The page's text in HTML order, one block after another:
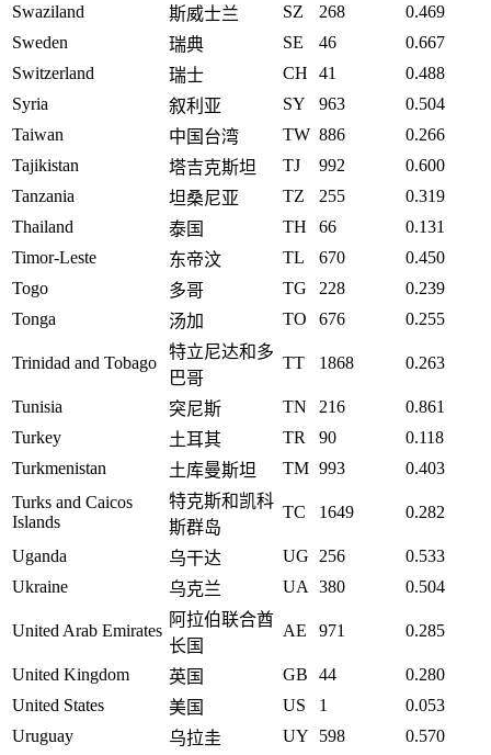
Swaziland
斯威士兰 SZ 268
0.469
Sweden
瑞典 SE 46
0.667
Switzerland
瑞士 CH 41
0.488
Syria
叙利亚 SY 963
0.504
Taiwan
中国台湾 TW 886
0.266
Tajikistan
塔吉克斯坦 TJ 992
0.600
Tanzania
坦桑尼亚 TZ 255
0.319
Thailand
泰国 TH 66
0.131
Timor-Leste
东帝汶 TL 670
0.450
Togo
多哥 TG 228
0.239
Tonga
汤加 TO 676 0.255
Trinidad and Tobago
特立尼达和多
巴哥
TT 1868 0.263
Tunisia 突尼斯 TN 216
0.861
Turkey
土耳其 TR 90
0.118
Turkmenistan
土库曼斯坦 TM 993
0.403
Turks and Caicos
Islands
特克斯和凯科
斯群岛
TC 1649 0.282
Uganda 乌干达 UG 256
0.533
Ukraine
乌克兰 UA 380 0.504
United Arab Emirates
阿拉伯联合酋
长国
AE 971 0.285
United Kingdom 英国 GB 44
0.280
United States
美国 US 1
0.053
Uruguay
乌拉圭 UY 598
0.570